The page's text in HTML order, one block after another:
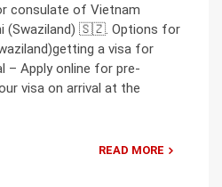
consulate of Vietnam
(Swaziland) 🇸🇿. Options for
a visa for
– Apply online for pre-
visa on arrival at the
READ MORE